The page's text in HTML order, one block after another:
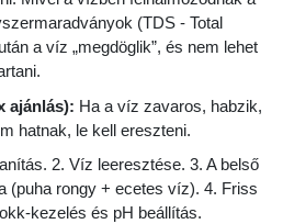
(TDS - Total
a víz „megdöglik”, és nem lehet
ajánlás): Ha a víz zavaros, habzik,
hatnak, le kell ereszteni.
2. Víz leeresztése. 3. A belső
(puha rongy + ecetes víz). 4. Friss
kezelés és pH beállítás.